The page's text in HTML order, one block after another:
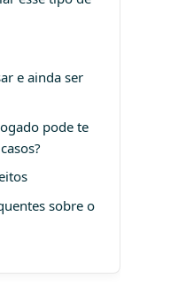
e ainda ser
pode te
sobre o